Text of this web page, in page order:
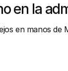
en la
en manos de